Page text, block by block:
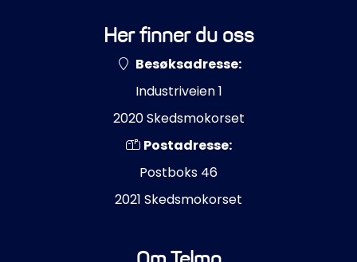
Her finner du oss
Besøksadresse:
Industriveien 1
2020 Skedsmokorset
Postadresse:
Postboks 46
2021 Skedsmokorset